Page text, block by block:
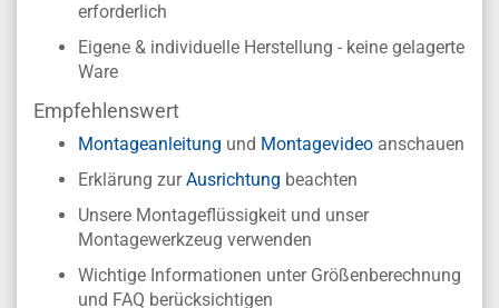
erforderlich
Eigene & individuelle Herstellung - keine gelagerte
Ware
Empfehlenswert
Montageanleitung und Montagevideo anschauen
Erklärung zurAusrichtung beachten
Unsere Montageflüssigkeit und unser
Montagewerkzeug verwenden
Wichtige Informationen unter Größenberechnung
und FAQ berücksichtigen